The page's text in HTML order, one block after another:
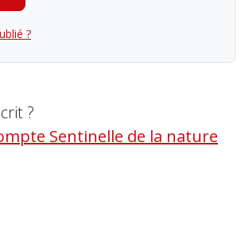
?
?
Sentinelle de la nature